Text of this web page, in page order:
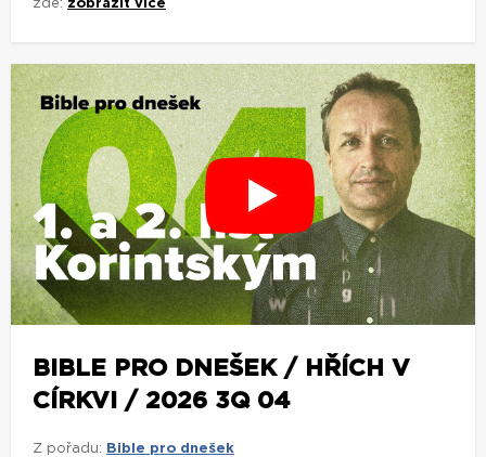
zde: zobrazit více
BIBLE PRO DNEŠEK / HŘÍCH V
CÍRKVI / 2026 3Q 04
Z pořadu: Bible pro dnešek